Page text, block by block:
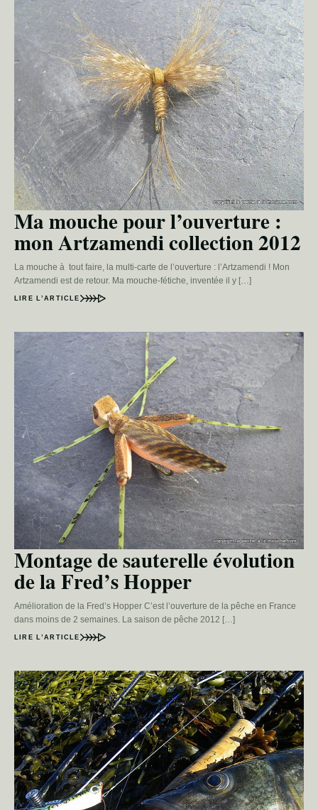
Ma mouche pour l’ouverture :
mon Artzamendi collection 2012
La mouche à tout faire, la multi-carte de l’ouverture : l’Artzamendi ! Mon
Artzamendi est de retour. Ma mouche-fétiche, inventée il y […]
LIRE L’ARTICLE
Montage de sauterelle évolution
de la Fred’s Hopper
Amélioration de la Fred’s Hopper C’est l’ouverture de la pêche en France
dans moins de 2 semaines. La saison de pêche 2012 […]
LIRE L’ARTICLE